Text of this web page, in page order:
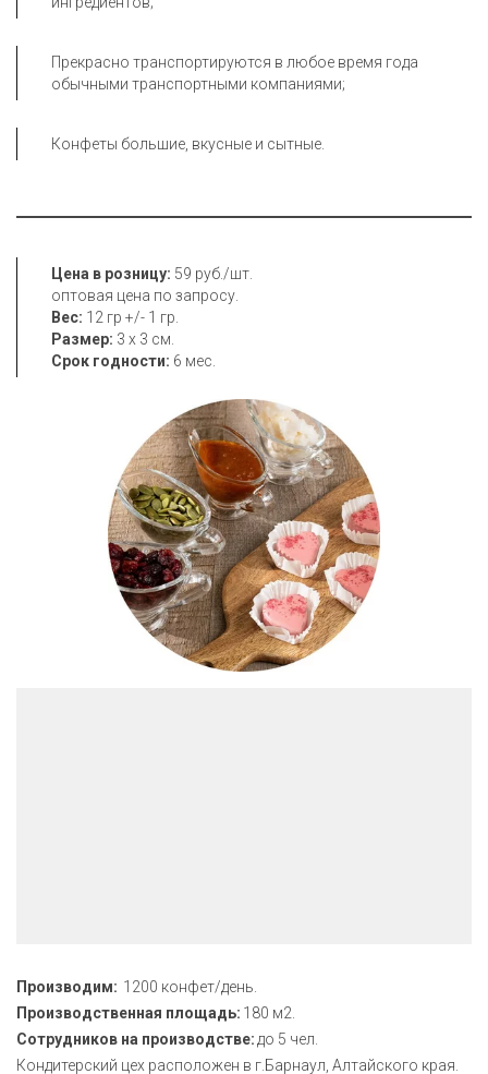
Прекрасно транспортируются в любое время года
обычными транспортными компаниями;
Конфеты большие, вкусные и сытные.
Цена в розницу: 59 руб./шт.
Вес:
Размер:
Срок годности: 6 мес.
Производим:
Производственная площадь:
Сотрудников на производстве: до 5 чел.
Кондитерский цех расположен в г.Барнаул, Алтайского края.